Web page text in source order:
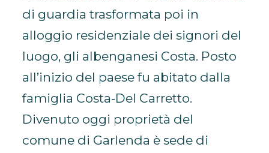
di guardia trasformata poi in
alloggio residenziale dei signori del
luogo, gli albenganesi Costa. Posto
all’inizio del paese fu abitato dalla
famiglia Costa-Del Carretto.
Divenuto oggi proprietà del
comune di Garlenda è sede di